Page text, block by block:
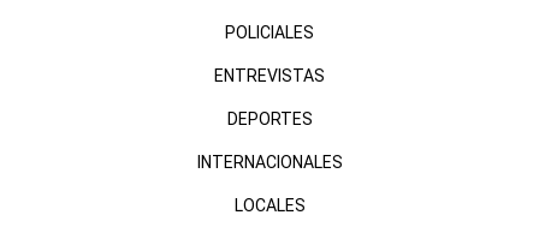
POLICIALES
ENTREVISTAS
DEPORTES
INTERNACIONALES
LOCALES